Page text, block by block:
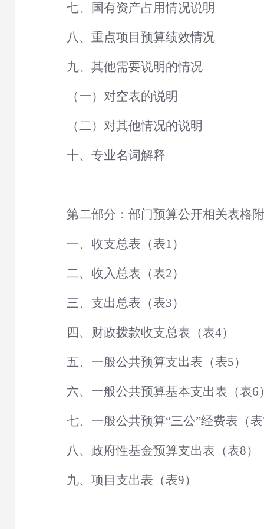
七、国有资产占用情况说明
八、重点项目预算绩效情况
九、其他需要说明的情况
（一）对空表的说明
（二）对其他情况的说明
十、专业名词解释
第二部分：部门预算公开相关表格
一、收支总表（表1）
二、收入总表（表2）
三、支出总表（表3）
四、财政拨款收支总表（表4）
五、一般公共预算支出表（表5）
六、一般公共预算基本支出表（表6
七、一般公共预算“三公”经费表（
八、政府性基金预算支出表（表8）
九、项目支出表（表9）